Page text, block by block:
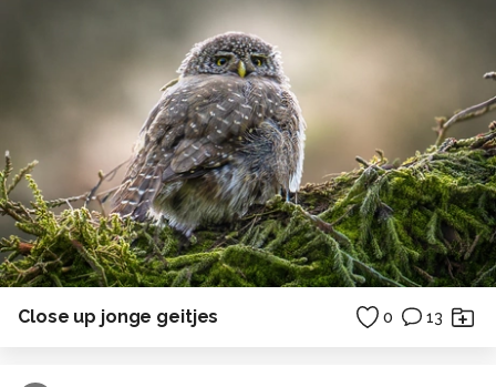
Close up jonge geitjes 0 13